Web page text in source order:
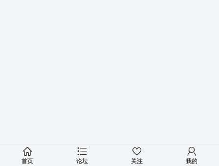
首页 论坛 关注 我的